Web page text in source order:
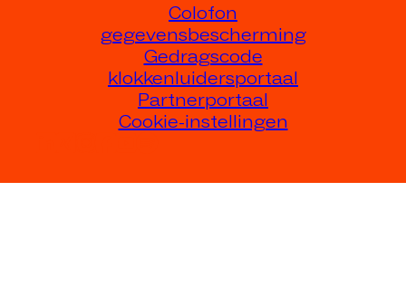
Colofon
gegevensbescherming
Gedragscode
klokkenluidersportaal
Partnerportaal
Cookie-instellingen